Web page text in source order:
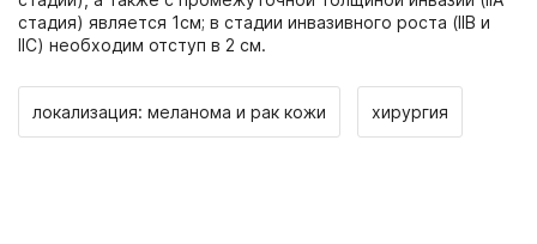
стадия) является 1см; в стадии инвазивного роста (IIB и
IIC) необходим отступ в 2 см.
локализация: меланома и рак кожи хирургия